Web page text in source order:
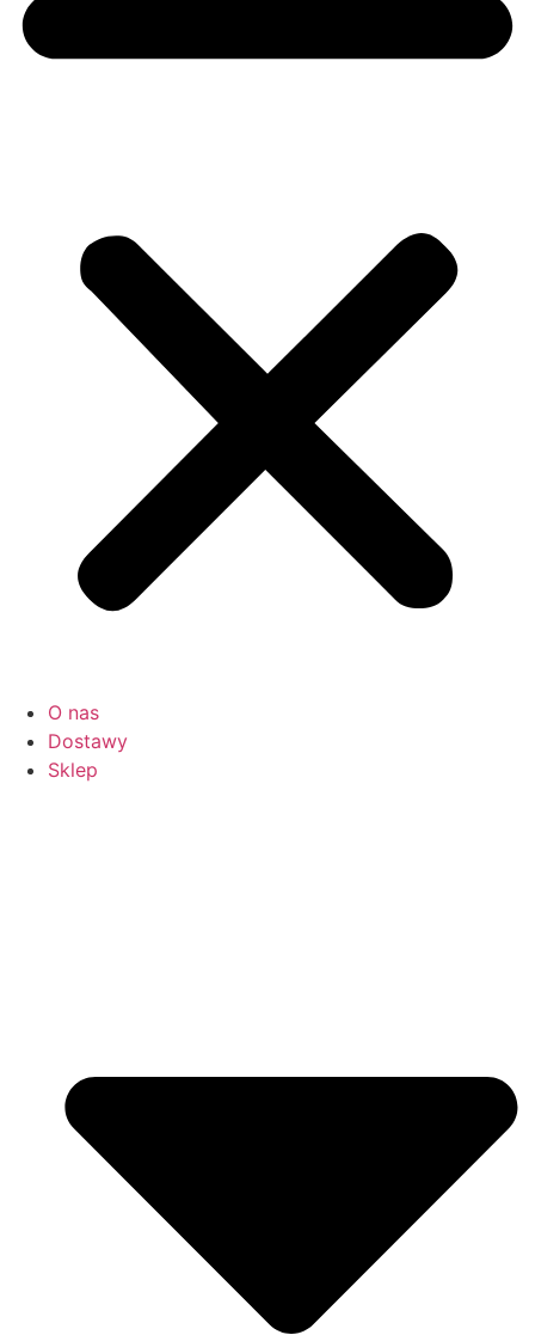
O nas
Dostawy
Sklep